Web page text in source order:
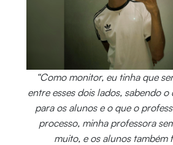
“Como monitor, eu tinha que
entre esses dois lados, sabendo
para os alunos e o que o
processo, minha professora
muito, e os alunos também